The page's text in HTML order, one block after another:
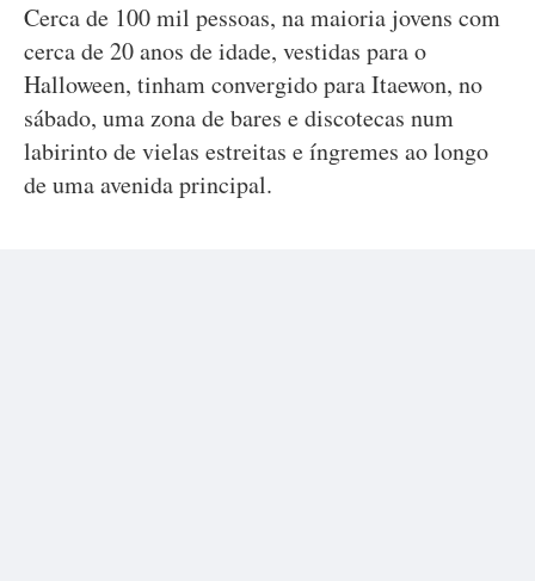
Cerca de 100 mil pessoas, na maioria jovens com
cerca de 20 anos de idade, vestidas para o
Halloween, tinham convergido para Itaewon, no
sábado, uma zona de bares e discotecas num
labirinto de vielas estreitas e íngremes ao longo
de uma avenida principal.